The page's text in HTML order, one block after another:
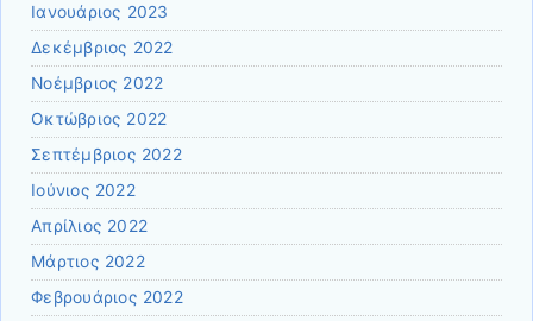
Ιανουάριος 2023
Δεκέμβριος 2022
Νοέμβριος 2022
Οκτώβριος 2022
Σεπτέμβριος 2022
Ιούνιος 2022
Απρίλιος 2022
Μάρτιος 2022
Φεβρουάριος 2022